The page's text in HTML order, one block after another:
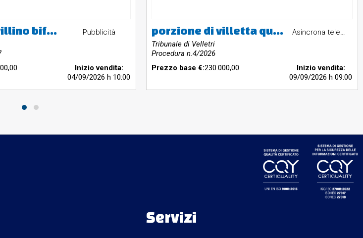
Porzione di villino bifamiliare a due piani fuori terra oltre il piano seminterrato, composto da: ingresso, soggiorno pranzo, cucina, wc e giardino ad uso esclusivo al piano terra, tre camere, bagno e ampio terrazzo al piano primo, due cantine e garage al piano 1/S, per una superficie lorda commerciale (comprensiva di giardino e balcone) di mq 324,22. Pubblicità
Inizio vendita:
04/09/2026 h 10:00
porzione di villetta quadrifamiliare composta da appartamento, portico, giardino, cantina e garage
Tribunale di Velletri
Procedura n.4/2026
Asincrona telematica
Prezzo base €:230.000,00
Inizio vendita:
09/09/2026 h 09:00
Servizi